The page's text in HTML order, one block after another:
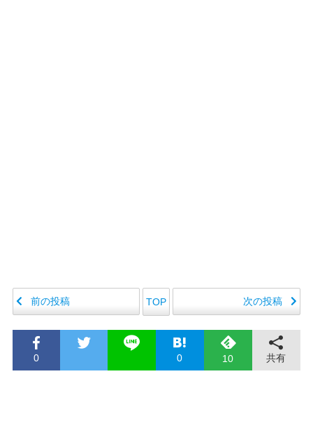
前の投稿 TOP 次の投稿
0 0 10 共有